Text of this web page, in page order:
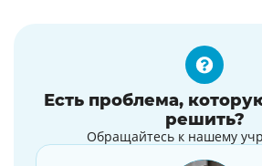
Есть проблема,
решить?
Обращайтесь к нашему